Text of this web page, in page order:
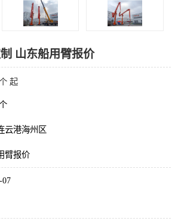
山东船用臂报价
起
云港海州区
臂报价
07
鹤管